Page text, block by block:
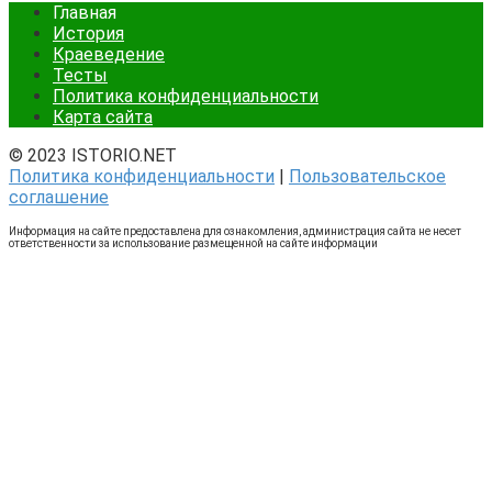
Главная
История
Краеведение
Тесты
Политика конфиденциальности
Карта сайта
© 2023 ISTORIO.NET
Политика конфиденциальности | Пользовательское
соглашение
Информация на сайте предоставлена для ознакомления, администрация сайта не несет
ответственности за использование размещенной на сайте информации